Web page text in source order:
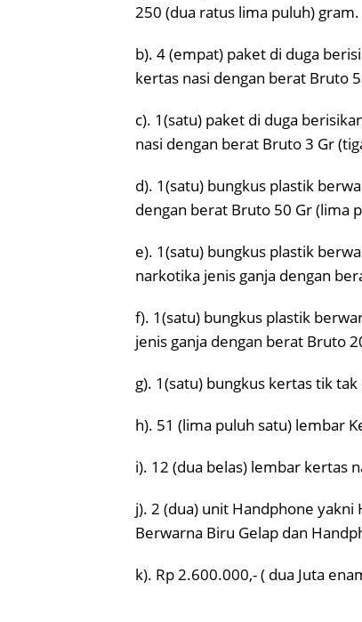
250 (dua ratus lima puluh) gram.
b). 4 (empat) paket di duga
kertas nasi dengan berat Bruto
c). 1(satu) paket di duga
nasi dengan berat Bruto 3 Gr
d). 1(satu) bungkus plastik
dengan berat Bruto 50 Gr (lima
e). 1(satu) bungkus plastik
narkotika jenis ganja dengan
f). 1(satu) bungkus plastik
jenis ganja dengan berat Bruto
g). 1(satu) bungkus kertas tik
h). 51 (lima puluh satu) lembar
i). 12 (dua belas) lembar kertas
j). 2 (dua) unit Handphone yakni
Berwarna Biru Gelap dan
k). Rp 2.600.000,- ( dua Juta